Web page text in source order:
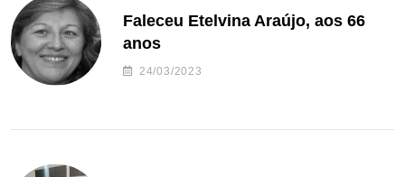
Faleceu Etelvina Araújo, aos 66
anos
24/03/2023